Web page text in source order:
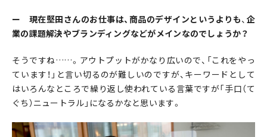
ー 現在堅田さんのお仕事は、商品のデザインというよりも、 企
業の課題解決やブランディングなどがメインなのでしょうか？
そうですね……。アウトプットがかなり広いので、「これをやっ
ています！」と言い切るのが難しいのですが、キーワードとして
はいろんなところで繰り返し使われている言葉ですが「手口（て
ぐち）ニュートラル」になるかなと思います。